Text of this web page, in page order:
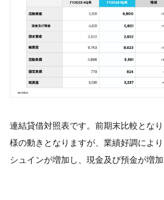
連結貸借対照表です。前期末比較とな
様の動きとなりますが、業績好調によ
シュインが増加し、現金及び預金が増加